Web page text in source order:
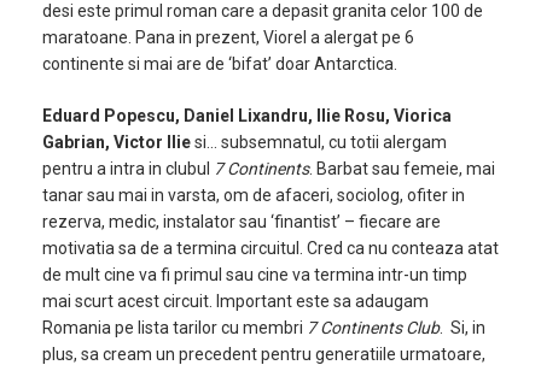
desi este primul roman care a depasit granita celor 100 de
maratoane. Pana in prezent, Viorel a alergat pe 6
continente si mai are de ‘bifat’ doar Antarctica.
Eduard Popescu, Daniel Lixandru, Ilie Rosu, Viorica
Gabrian, Victor Iliesi… subsemnatul, cu totii alergam
pentru a intra in clubul 7 Continents. Barbat sau femeie, mai
tanar sau mai in varsta, om de afaceri, sociolog, ofiter in
rezerva, medic, instalator sau ‘finantist’ – fiecare are
motivatia sa de a termina circuitul. Cred ca nu conteaza atat
de mult cine va fi primul sau cine va termina intr-un timp
mai scurt acest circuit. Important este sa adaugam
Romania pe lista tarilor cu membri 7 Continents Club. Si, in
plus, sa cream un precedent pentru generatiile urmatoare,